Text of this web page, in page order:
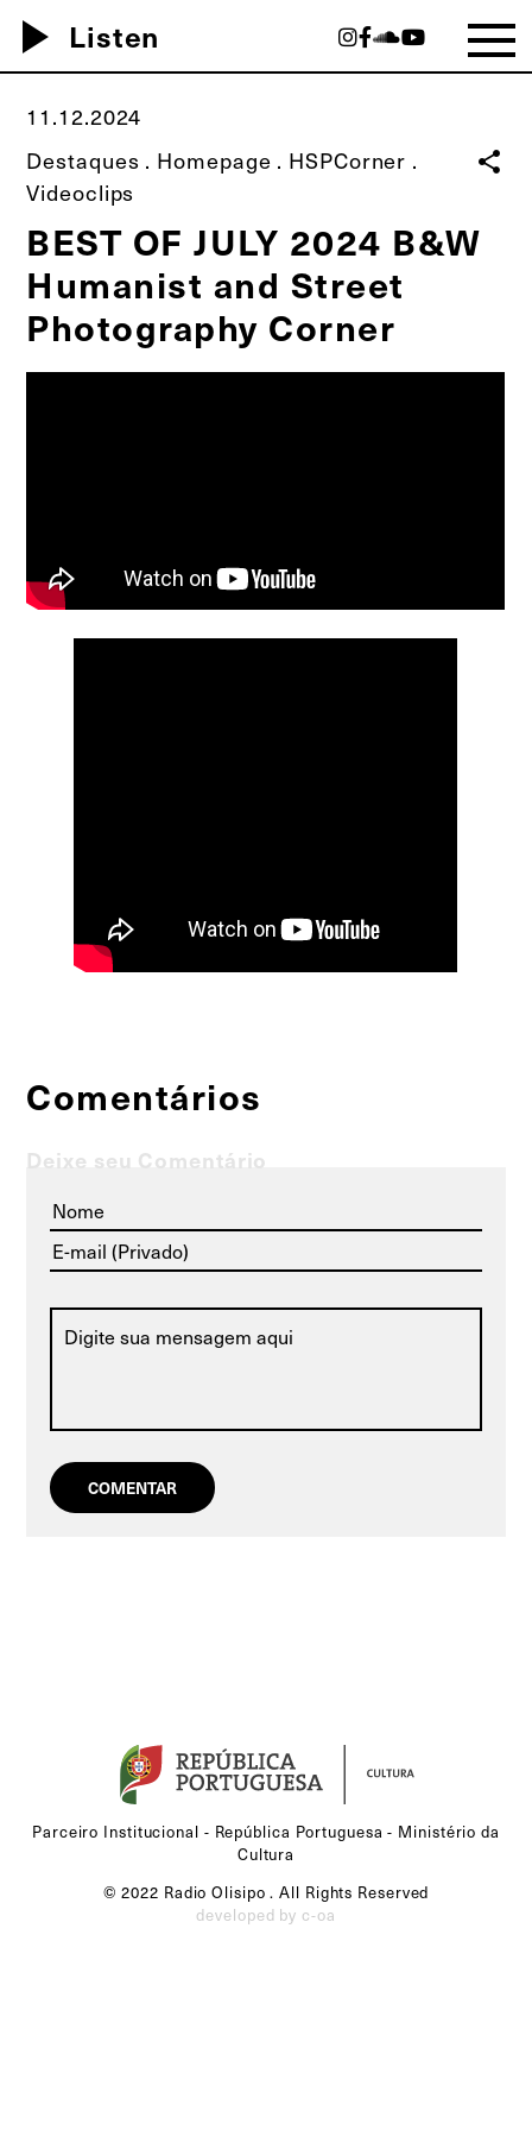
play_arrow Listen
11.12.2024
Destaques . Homepage . HSPCorner .
Videoclips
share
BEST OF JULY 2024 B&W
Humanist and Street
Photography Corner
Comentários
Deixe seu Comentário
Parceiro Institucional - República Portuguesa - Ministério da
Cultura
© 2022 Radio Olisipo . All Rights Reserved
developed by c-oa